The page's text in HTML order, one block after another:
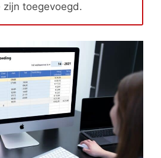
toegevoegd.